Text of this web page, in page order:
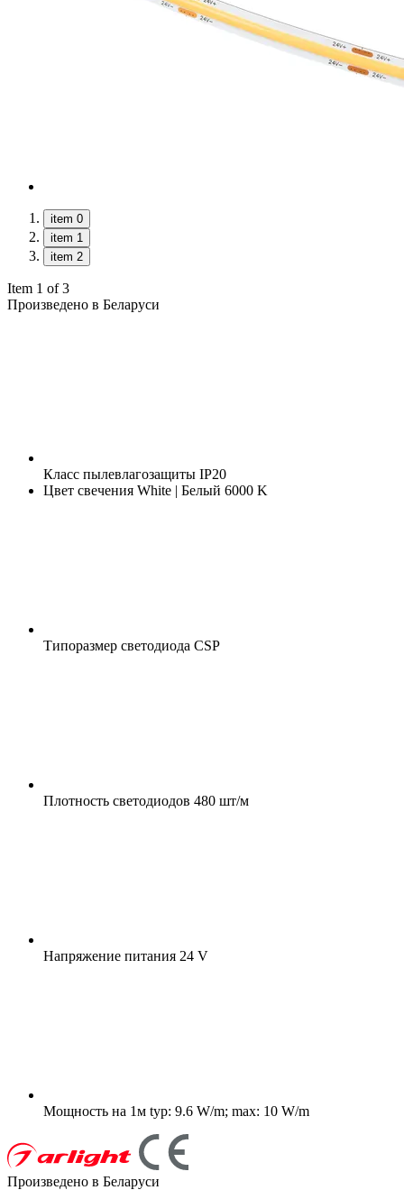
item 0
item 1
item 2
Item 1 of 3
Произведено в Беларуси
Класс пылевлагозащиты IP20
Цвет свечения White | Белый 6000 K
Типоразмер светодиода CSP
Плотность светодиодов 480 шт/м
Напряжение питания 24 V
Мощность на 1м typ: 9.6 W/m; max: 10 W/m
Произведено в Беларуси